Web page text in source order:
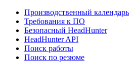
Производственный календарь
Требования к ПО
Безопасный HeadHunter
HeadHunter API
Поиск работы
Поиск по резюме